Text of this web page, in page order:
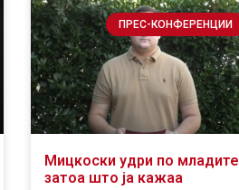
ПРЕС-КОНФЕРЕНЦИИ
Мицкоски удри по младите
затоа што ја кажаа